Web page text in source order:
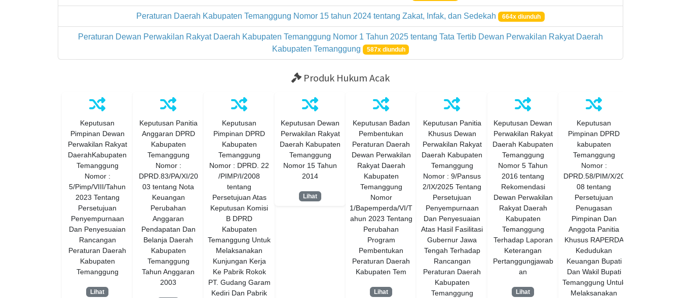
Peraturan Daerah Kabupaten Temanggung Nomor 15 tahun 2024 tentang Zakat, Infak, dan Sedekah 664x diunduh
Peraturan Dewan Perwakilan Rakyat Daerah Kabupaten Temanggung Nomor 1 Tahun 2025 tentang Tata Tertib Dewan Perwakilan Rakyat Daerah
Kabupaten Temanggung
587x diunduh
Produk Hukum Acak
Keputusan
Pimpinan Dewan
Perwakilan Rakyat
DaerahKabupaten
Temanggung
Nomor :
5/Pimp/VIII/Tahun
2023 Tentang
Persetujuan
Penyempurnaan
Dan Penyesuaian
Rancangan
Peraturan Daerah
Kabupaten
Temanggung
Lihat
Keputusan Panitia
Anggaran DPRD
Kabupaten
Temanggung
Nomor :
DPRD.83/PA/XI/20
03 tentang Nota
Keuangan
Perubahan
Anggaran
Pendapatan Dan
Belanja Daerah
Kabupaten
Temanggung
Tahun Anggaran
2003
Keputusan
Pimpinan DPRD
Kabupaten
Temanggung
Nomor : DPRD. 22
/PIMP/I/2008
tentang
Persetujuan Atas
Keputusan Komisi
B DPRD
Kabupaten
Temanggung Untuk
Melaksanakan
Kunjungan Kerja
Ke Pabrik Rokok
PT. Gudang Garam
Kediri Dan Pabrik
Keputusan Dewan
Perwakilan Rakyat
Daerah Kabupaten
Temanggung
Nomor 15 Tahun
2014
Lihat
Keputusan Badan
Pembentukan
Peraturan Daerah
Dewan Perwakilan
Rakyat Daerah
Kabupaten
Temanggung
Nomor
1/Bapemperda/VI/T
ahun 2023 Tentang
Perubahan
Program
Pembentukan
Peraturan Daerah
Kabupaten Tem
Lihat
Keputusan Panitia
Khusus Dewan
Perwakilan Rakyat
Daerah Kabupaten
Temanggung
Nomor : 9/Pansus
2/IX/2025 Tentang
Persetujuan
Penyempurnaan
Dan Penyesuaian
Atas Hasil Fasilitasi
Gubernur Jawa
Tengah Terhadap
Rancangan
Peraturan Daerah
Kabupaten
Temanggung
Keputusan Dewan
Perwakilan Rakyat
Daerah Kabupaten
Temanggung
Nomor 5 Tahun
2016 tentang
Rekomendasi
Dewan Perwakilan
Rakyat Daerah
Kabupaten
Temanggung
Terhadap Laporan
Keterangan
Pertanggungjawab
an
Lihat
Keputusan
Pimpinan DPRD
kabupaten
Temanggung
Nomor :
DPRD.58/PIM/X/20
08 tentang
Persetujuan
Penugasan
Pimpinan Dan
Anggota Panitia
Khusus RAPERDA
Kedudukan
Keuangan Bupati
Dan Wakil Bupati
Temanggung Untuk
Melaksanakan